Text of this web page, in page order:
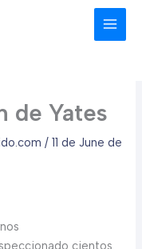
de Yates
/11 de June de